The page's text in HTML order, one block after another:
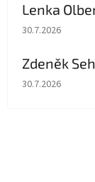
Lenka
Hodnocení
30.7.2026
Zdeněk
Hodnocení
30.7.2026